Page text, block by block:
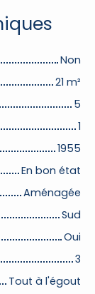
Non
21 m²
5
1
1955
En bon état
Aménagée
Sud
Oui
3
Tout à l'égout